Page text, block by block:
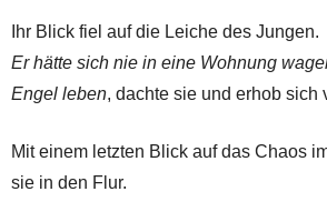
Ihr Blick fiel auf die Leiche des Jungen.
Er hätte sich nie in eine Wohnung
Engel leben, dachte sie und erhob sich
Mit einem letzten Blick auf das Chaos
sie in den Flur.